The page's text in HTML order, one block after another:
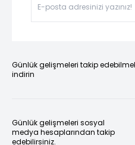
Günlük gelişmeleri takip
indirin
Günlük gelişmeleri sosyal
medya hesaplarından takip
edebilirsiniz.